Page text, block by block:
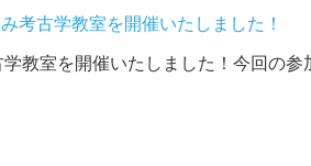
考古学教室を開催いたしました！
教室を開催いたしました！今回の